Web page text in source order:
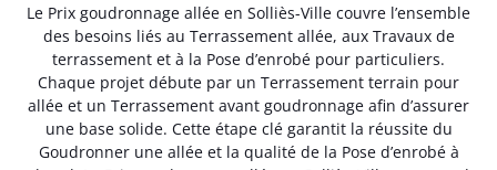
Le Prix goudronnage allée en Solliès-Ville couvre l’ensemble
des besoins liés au Terrassement allée, aux Travaux de
terrassement et à la Pose d’enrobé pour particuliers.
Chaque projet débute par un Terrassement terrain pour
allée et un Terrassement avant goudronnage afin d’assurer
une base solide. Cette étape clé garantit la réussite du
Goudronner une allée et la qualité de la Pose d’enrobé à